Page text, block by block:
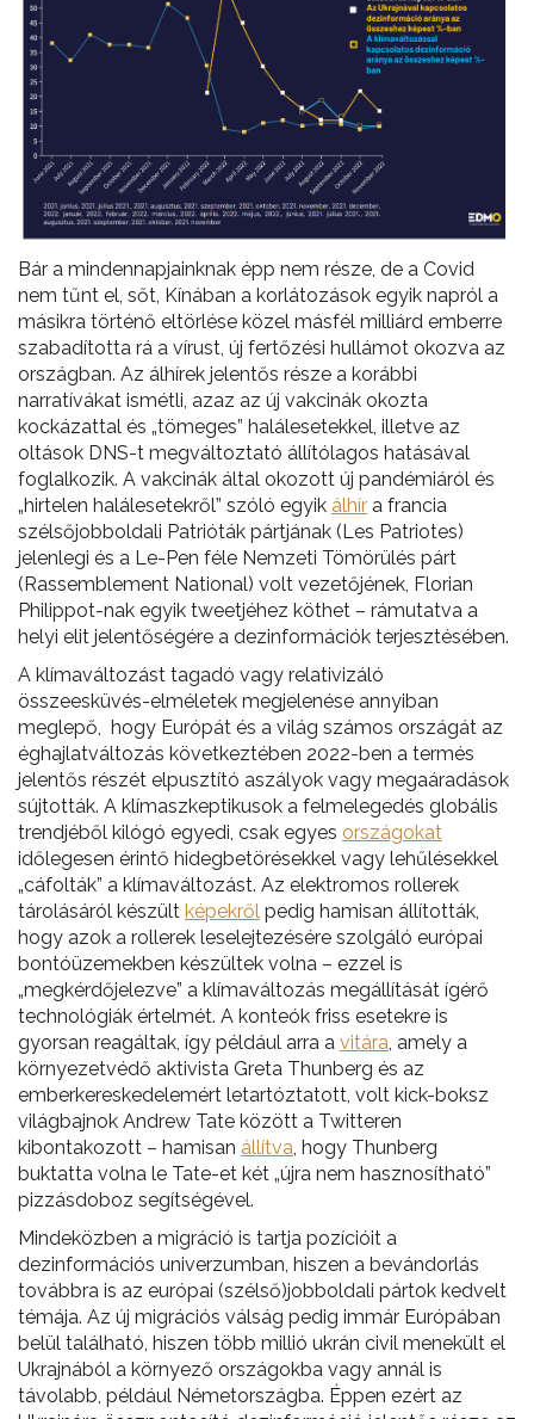
Bár a mindennapjainknak épp nem része, de a Covid
nem tűnt el, sőt, Kínában a korlátozások egyik napról a
másikra történő eltörlése közel másfél milliárd emberre
szabadította rá a vírust, új fertőzési hullámot okozva az
országban. Az álhírek jelentős része a korábbi
narratívákat ismétli, azaz az új vakcinák okozta
kockázattal és „tömeges” halálesetekkel, illetve az
oltások DNS-t megváltoztató állítólagos hatásával
foglalkozik. A vakcinák által okozott új pandémiáról és
„hirtelen halálesetekről” szóló egyik álhír a francia
szélsőjobboldali Patrióták pártjának (Les Patriotes)
jelenlegi és a Le-Pen féle Nemzeti Tömörülés párt
(Rassemblement National) volt vezetőjének, Florian
Philippot-nak egyik tweetjéhez köthet – rámutatva a
helyi elit jelentőségére a dezinformációk terjesztésében.
A klímaváltozást tagadó vagy relativizáló
összeesküvés-elméletek megjelenése annyiban
meglepő, hogy Európát és a világ számos országát az
éghajlatváltozás következtében 2022-ben a termés
jelentős részét elpusztító aszályok vagy megaáradások
sújtották. A klímaszkeptikusok a felmelegedés globális
trendjéből kilógó egyedi, csak egyes országokat
időlegesen érintő hidegbetörésekkel vagy lehűlésekkel
„cáfolták” a klímaváltozást. Az elektromos rollerek
tárolásáról készült képekről pedig hamisan állították,
hogy azok a rollerek leselejtezésére szolgáló európai
bontóüzemekben készültek volna – ezzel is
„megkérdőjelezve” a klímaváltozás megállítását ígérő
technológiák értelmét. A konteók friss esetekre is
gyorsan reagáltak, így például arra a vitára, amely a
környezetvédő aktivista Greta Thunberg és az
emberkereskedelemért letartóztatott, volt kick-boksz
világbajnok Andrew Tate között a Twitteren
kibontakozott – hamisan állítva, hogy Thunberg
buktatta volna le Tate-et két „újra nem hasznosítható”
pizzásdoboz segítségével.
Mindeközben a migráció is tartja pozícióit a
dezinformációs univerzumban, hiszen a bevándorlás
továbbra is az európai (szélső)jobboldali pártok kedvelt
témája. Az új migrációs válság pedig immár Európában
belül található, hiszen több millió ukrán civil menekült el
Ukrajnából a környező országokba vagy annál is
távolabb, például Németországba. Éppen ezért az